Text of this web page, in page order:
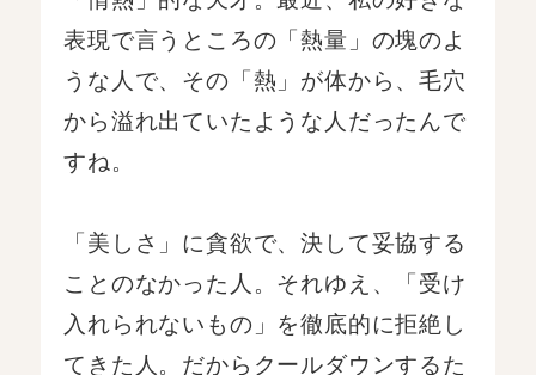
表現で言うところの「熱量」の塊のよ
うな人で、その「熱」が体から、毛穴
から溢れ出ていたような人だったんで
すね。
「美しさ」に貪欲で、決して妥協する
ことのなかった人。それゆえ、「受け
入れられないもの」を徹底的に拒絶し
てきた人。だからクールダウンするた